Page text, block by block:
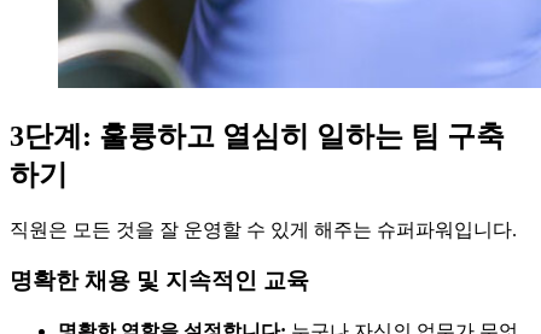
3단계: 훌륭하고 열심히 일하는 팀 구축
하기
직원은 모든 것을 잘 운영할 수 있게 해주는 슈퍼파워입니다.
명확한 채용 및 지속적인 교육